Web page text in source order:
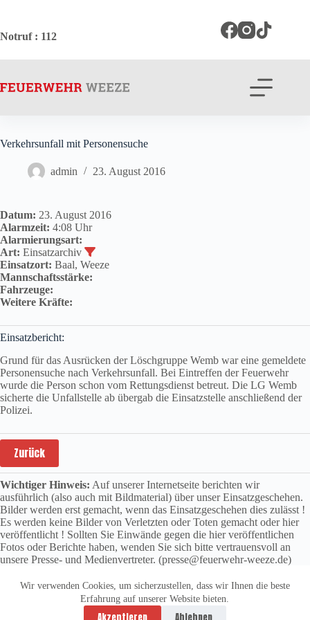
springen
Wir verwenden Cookies, um sicherzustellen, dass wir Ihnen die beste
Erfahrung auf unserer Website bieten.
Notruf: 112
Verkehrsunfall mit Personensuche
admin 23. August 2016
Datum: 23. August 2016
Alarmzeit: 4:08 Uhr
Alarmierungsart:
Art: Einsatzarchiv
Einsatzort: Baal, Weeze
Mannschaftsstärke:
Fahrzeuge:
Weitere Kräfte:
Einsatzbericht:
Grund für das Ausrücken der Löschgruppe Wemb war eine gemeldete
Personensuche nach Verkehrsunfall. Bei Eintreffen der Feuerwehr
wurde die Person schon vom Rettungsdienst betreut. Die LG Wemb
sicherte die Unfallstelle ab übergab die Einsatzstelle anschließend der
Polizei.
Zurück
Wichtiger Hinweis: Auf unserer Internetseite berichten wir
ausführlich (also auch mit Bildmaterial) über unser Einsatzgeschehen.
Bilder werden erst gemacht, wenn das Einsatzgeschehen dies zulässt !
Es werden keine Bilder von Verletzten oder Toten gemacht oder hier
veröffentlicht ! Sollten Sie Einwände gegen die hier veröffentlichen
Fotos oder Berichte haben, wenden Sie sich bitte vertrauensvoll an
unsere Presse- und Medienvertreter. (presse@feuerwehr-weeze.de)
Datenschutzerklärung
Impressum